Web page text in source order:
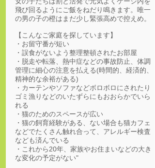
飛び回るようにご飯をねだり鳴きます。唯一
の男の子の橙はまだ少し緊張高めで控えめ。
【こんなご家庭を探しています】
・お留守番が短い
・誤食がないよう整理整頓されたお部屋
・脱走や転落、熱中症などの事故防止、体調
管理に細心の注意を払える(時間的、経済的、
精神的な余裕がある)
・カーテンやソファなどボロボロにされたり
ゴミ漁りなどのいたずらにもおおらかでいら
れる
・猫のためのスペースが広い
・猫の飼育経験がある、ない場合も猫カフェ
などでたくさん触れ合って、アレルギー検査
なども済んでいる
・これから20年、家族やお住まいなどの大き
な変化の予定がない"